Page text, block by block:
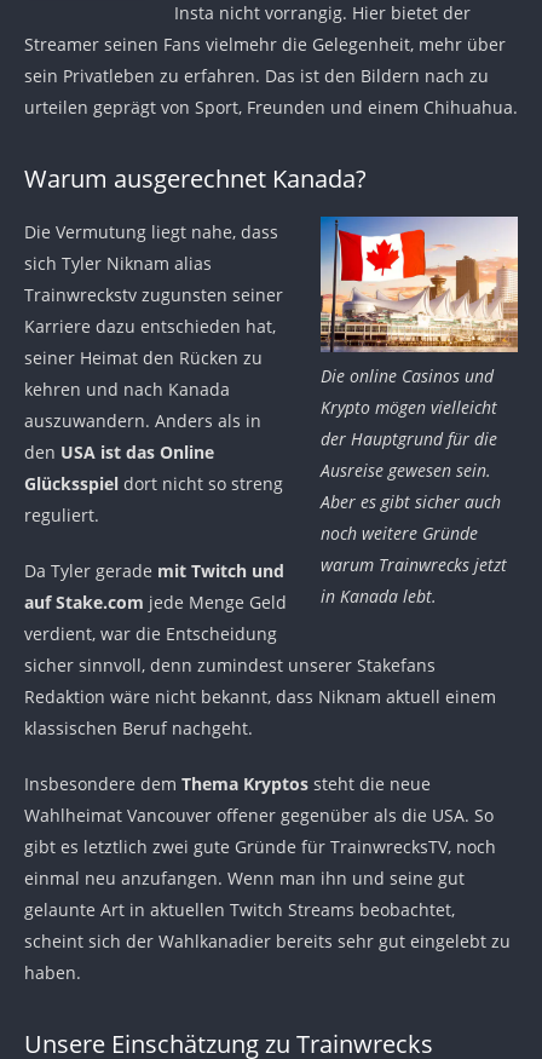
Insta nicht vorrangig. Hier bietet der
Streamer seinen Fans vielmehr die Gelegenheit, mehr über
sein Privatleben zu erfahren. Das ist den Bildern nach zu
urteilen geprägt von Sport, Freunden und einem Chihuahua.
Warum ausgerechnet Kanada?
Die online Casinos und
Krypto mögen vielleicht
der Hauptgrund für die
Ausreise gewesen sein.
Aber es gibt sicher auch
noch weitere Gründe
warum Trainwrecks jetzt
in Kanada lebt.
Die Vermutung liegt nahe, dass
sich Tyler Niknam alias
Trainwreckstv zugunsten seiner
Karriere dazu entschieden hat,
seiner Heimat den Rücken zu
kehren und nach Kanada
auszuwandern. Anders als in
den USA ist das Online
Glücksspiel dort nicht so streng
reguliert.
Da Tyler gerade mit Twitch und
auf Stake.com jede Menge Geld
verdient, war die Entscheidung
sicher sinnvoll, denn zumindest unserer Stakefans
Redaktion wäre nicht bekannt, dass Niknam aktuell einem
klassischen Beruf nachgeht.
Insbesondere dem Thema Kryptos steht die neue
Wahlheimat Vancouver offener gegenüber als die USA. So
gibt es letztlich zwei gute Gründe für TrainwrecksTV, noch
einmal neu anzufangen. Wenn man ihn und seine gut
gelaunte Art in aktuellen Twitch Streams beobachtet,
scheint sich der Wahlkanadier bereits sehr gut eingelebt zu
haben.
Unsere Einschätzung zu Trainwrecks